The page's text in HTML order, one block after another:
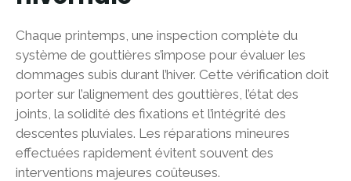
Chaque printemps, une inspection complète du
système de gouttières s’impose pour évaluer les
dommages subis durant l’hiver. Cette vérification doit
porter sur l’alignement des gouttières, l’état des
joints, la solidité des fixations et l’intégrité des
descentes pluviales. Les réparations mineures
effectuées rapidement évitent souvent des
interventions majeures coûteuses.